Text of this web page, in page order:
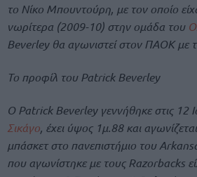
το Νίκο Μπουντούρη, με τον οποίο
νωρίτερα (2009-10) στην ομάδα του
Beverley θα αγωνιστεί στον ΠΑΟΚ με
Το προφίλ του Patrick Beverley
O Patrick Beverley γεννήθηκε στις 12
Σικάγο, έχει ύψος 1μ.88 και
μπάσκετ στο πανεπιστήμιο του
που αγωνίστηκε με τους Razorbacks